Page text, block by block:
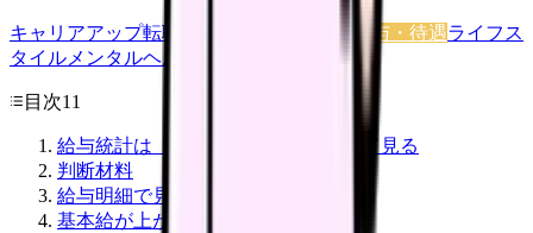
キャリアアップ転職ガイド 職場環境 給与・待遇ライフス
タイル メンタルヘルス
目次11
給与統計は「自分の明細」に落として見る
判断材料
給与明細で見る5項目
基本給が上がっているか